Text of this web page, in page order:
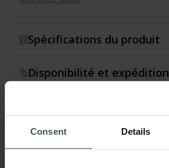
Consent Details
Spécifications du produit
Disponibilité et expédition
Garantie